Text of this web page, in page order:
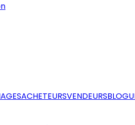
ACHETEURSVENDEURS